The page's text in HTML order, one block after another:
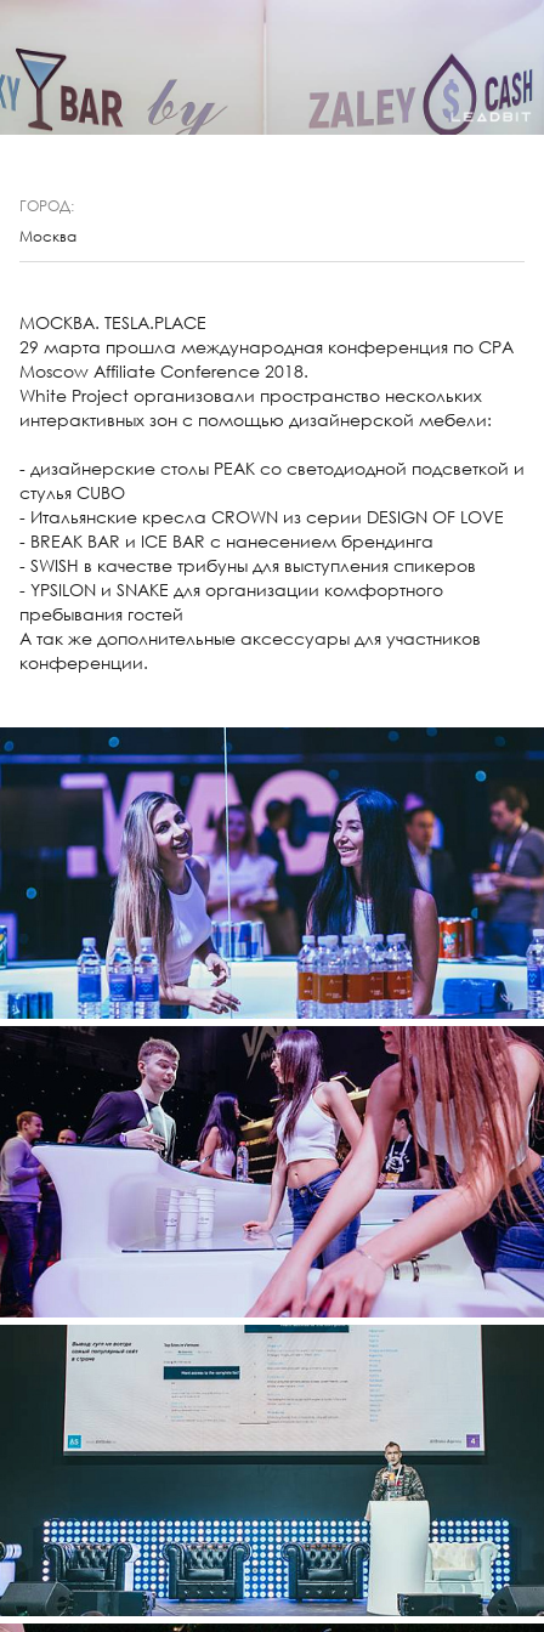
ГОРОД:
Москва
МОСКВА. TESLA.PLACE
29 марта прошла международная конференция по СPA
Moscow Affiliate Conference 2018.
White Project организовали пространство нескольких
интерактивных зон c помощью дизайнерской мебели:
- дизайнерские столы PEAK со светодиодной подсветкой и
стулья CUBO
- Итальянские кресла СROWN из серии DESIGN OF LOVE
- BREAK BAR и ICE BAR с нанесением брендинга
- SWISH в качестве трибуны для выступления спикеров
- YPSILON и SNAKE для организации комфортного
пребывания гостей
А так же дополнительные аксессуары для участников
конференции.